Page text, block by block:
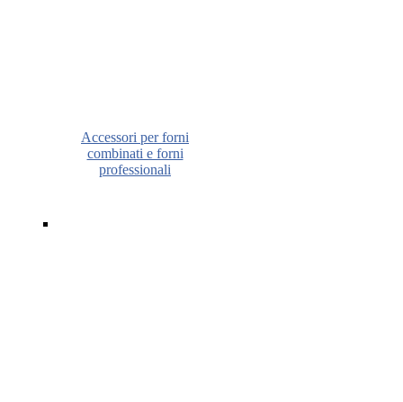
Accessori per forni
combinati e forni
professionali